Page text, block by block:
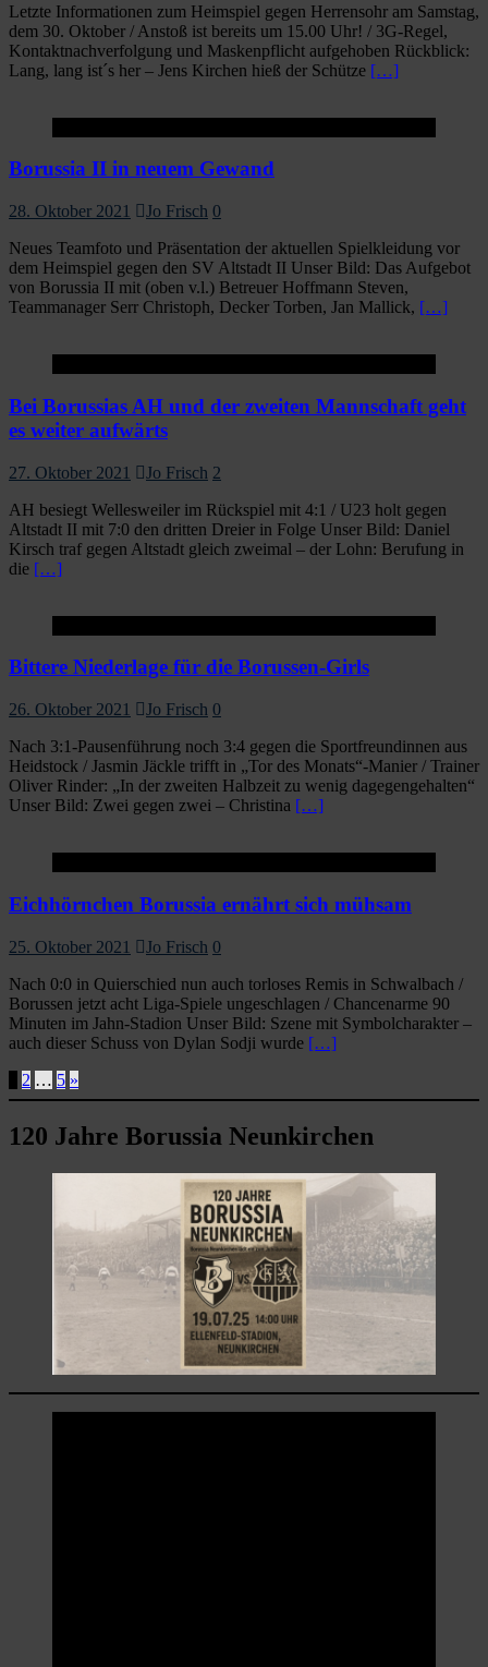
Letzte Informationen zum Heimspiel gegen Herrensohr am Samstag,
dem 30. Oktober / Anstoß ist bereits um 15.00 Uhr! / 3G-Regel,
Kontaktnachverfolgung und Maskenpflicht aufgehoben Rückblick:
Lang, lang ist´s her – Jens Kirchen hieß der Schütze […]
Borussia II in neuem Gewand
28. Oktober 2021 Jo Frisch 0
Neues Teamfoto und Präsentation der aktuellen Spielkleidung vor
dem Heimspiel gegen den SV Altstadt II Unser Bild: Das Aufgebot
von Borussia II mit (oben v.l.) Betreuer Hoffmann Steven,
Teammanager Serr Christoph, Decker Torben, Jan Mallick, […]
Bei Borussias AH und der zweiten Mannschaft geht
es weiter aufwärts
27. Oktober 2021 Jo Frisch 2
AH besiegt Wellesweiler im Rückspiel mit 4:1 / U23 holt gegen
Altstadt II mit 7:0 den dritten Dreier in Folge Unser Bild: Daniel
Kirsch traf gegen Altstadt gleich zweimal – der Lohn: Berufung in
die […]
Bittere Niederlage für die Borussen-Girls
26. Oktober 2021 Jo Frisch 0
Nach 3:1-Pausenführung noch 3:4 gegen die Sportfreundinnen aus
Heidstock / Jasmin Jäckle trifft in „Tor des Monats“-Manier / Trainer
Oliver Rinder: „In der zweiten Halbzeit zu wenig dagegengehalten“
Unser Bild: Zwei gegen zwei – Christina […]
Eichhörnchen Borussia ernährt sich mühsam
25. Oktober 2021 Jo Frisch 0
Nach 0:0 in Quierschied nun auch torloses Remis in Schwalbach /
Borussen jetzt acht Liga-Spiele ungeschlagen / Chancenarme 90
Minuten im Jahn-Stadion Unser Bild: Szene mit Symbolcharakter –
auch dieser Schuss von Dylan Sodji wurde […]
Seitennummerierung
Beiträge
2 … 5 »
120 Jahre Borussia Neunkirchen